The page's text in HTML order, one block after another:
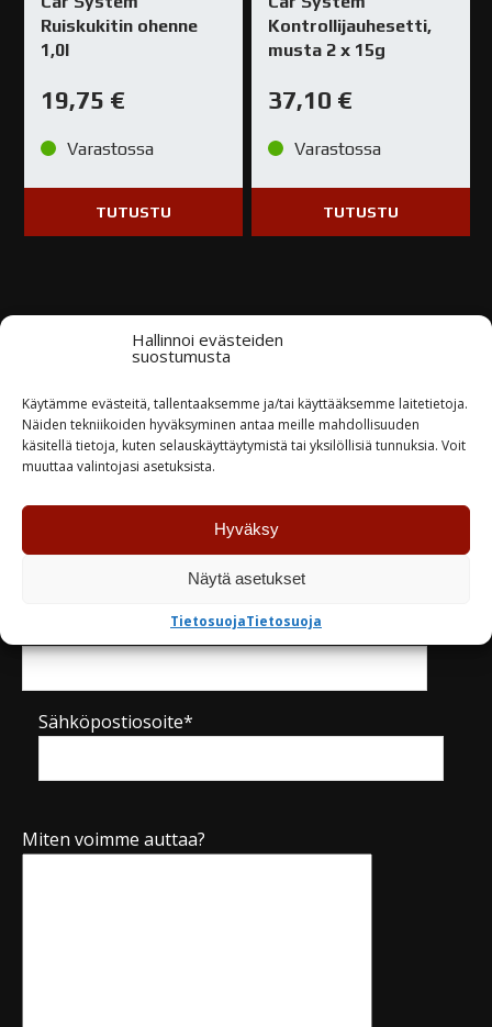
Hallinnoi evästeiden
suostumusta
Käytämme evästeitä, tallentaaksemme ja/tai käyttääksemme laitetietoja.
Näiden tekniikoiden hyväksyminen antaa meille mahdollisuuden
käsitellä tietoja, kuten selauskäyttäytymistä tai yksilöllisiä tunnuksia. Voit
muuttaa valintojasi asetuksista.
Hyväksy
Näytä asetukset
TietosuojaTietosuoja
Ruiskukitin ohenne
1,0l
19,75 €
Varastossa
TUTUSTU
Kontrollijauhesetti,
musta 2 x 15g
37,10 €
Varastossa
TUTUSTU
Nimi*
Sähköpostiosoite*
Miten voimme auttaa?